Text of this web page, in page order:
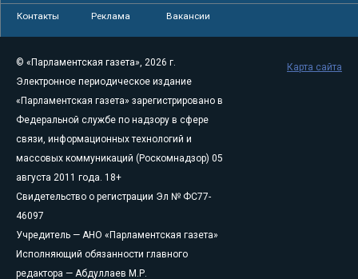
Контакты Реклама Вакансии
© «Парламентская газета», 2026 г.
Электронное периодическое издание
«Парламентская газета» зарегистрировано в
Федеральной службе по надзору в сфере
связи, информационных технологий и
массовых коммуникаций (Роскомнадзор) 05
августа 2011 года. 18+
Свидетельство о регистрации Эл № ФС77-
46097
Учредитель — АНО «Парламентская газета»
Исполняющий обязанности главного
редактора — Абдуллаев М.Р.
Карта сайта